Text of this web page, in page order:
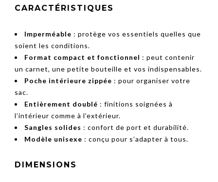
CARACTÉRISTIQUES
Imperméable : protège vos essentiels quelles que
soient les conditions.
Format compact et fonctionnel : peut contenir
un carnet, une petite bouteille et vos indispensables.
Poche intérieure zippée : pour organiser votre
sac.
Entièrement doublé : finitions soignées à
l’intérieur comme à l’extérieur.
Sangles solides : confort de port et durabilité.
Modèle unisexe : conçu pour s’adapter à tous.
DIMENSIONS